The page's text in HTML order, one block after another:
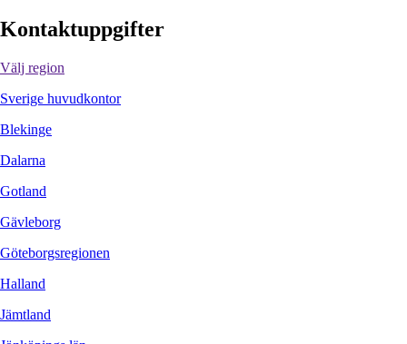
Kontaktuppgifter
Välj region
Sverige huvudkontor
Blekinge
Dalarna
Gotland
Gävleborg
Göteborgsregionen
Halland
Jämtland